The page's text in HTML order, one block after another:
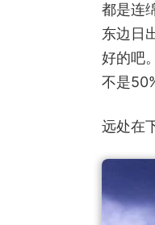
都是连
东边日
好的吧
不是
远处在